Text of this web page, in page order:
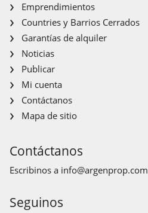
Emprendimientos
Countries y Barrios Cerrados
Garantías de alquiler
Noticias
Publicar
Mi cuenta
Contáctanos
Mapa de sitio
Contáctanos
Escribinos a info@argenprop.com
Seguinos